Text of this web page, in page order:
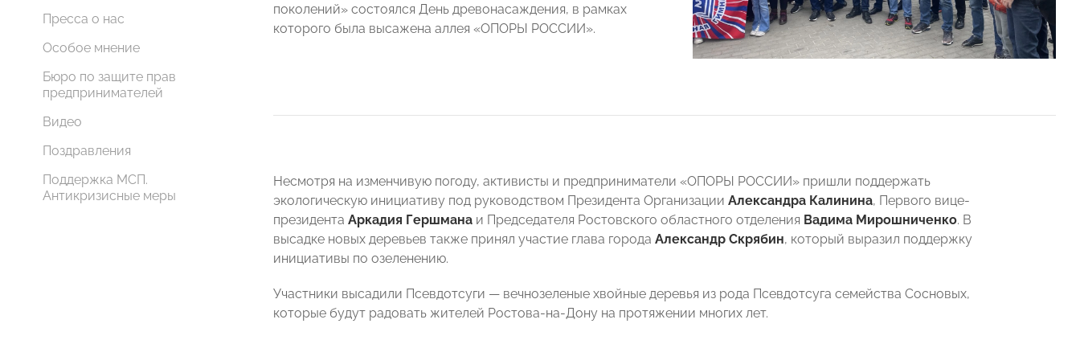
Пресса о нас
Особое мнение
Бюро по защите прав
предпринимателей
Видео
Поздравления
Поддержка МСП.
Антикризисные меры
поколений» состоялся День древонасаждения, в рамках
которого была высажена аллея «ОПОРЫ РОССИИ».
Несмотря на изменчивую погоду, активисты и предприниматели «ОПОРЫ РОССИИ» пришли поддержать
экологическую инициативу под руководством Президента Организации Александра Калинина, Первого вице-
президента Аркадия Гершмана и Председателя Ростовского областного отделения Вадима Мирошниченко. В
высадке новых деревьев также принял участие глава города Александр Скрябин, который выразил поддержку
инициативы по озеленению.
Участники высадили Псевдотсуги — вечнозеленые хвойные деревья из рода Псевдотсуга семейства Сосновых,
которые будут радовать жителей Ростова-на-Дону на протяжении многих лет.